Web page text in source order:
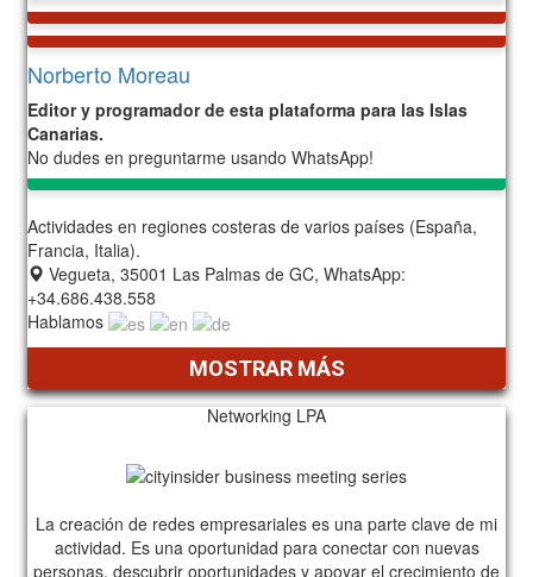
Norberto Moreau
Editor y programador de esta plataforma para las Islas
Canarias.
No dudes en preguntarme usando WhatsApp!
Actividades en regiones costeras de varios países (España,
Francia, Italia).
Vegueta, 35001 Las Palmas de GC, WhatsApp:
+34.686.438.558
Hablamos
MOSTRAR MÁS
Networking LPA
La creación de redes empresariales es una parte clave de mi
actividad. Es una oportunidad para conectar con nuevas
personas, descubrir oportunidades y apoyar el crecimiento de